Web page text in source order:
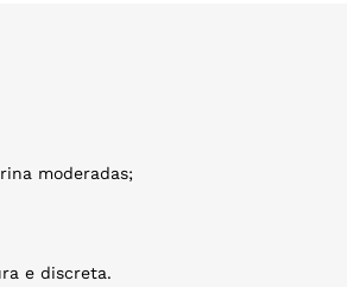
moderadas;
e discreta.